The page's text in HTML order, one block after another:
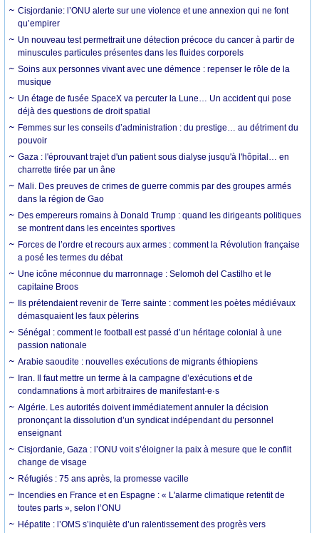
Cisjordanie: l’ONU alerte sur une violence et une annexion qui ne font
qu’empirer
Un nouveau test permettrait une détection précoce du cancer à partir de
minuscules particules présentes dans les fluides corporels
Soins aux personnes vivant avec une démence : repenser le rôle de la
musique
Un étage de fusée SpaceX va percuter la Lune… Un accident qui pose
déjà des questions de droit spatial
Femmes sur les conseils d’administration : du prestige… au détriment du
pouvoir
Gaza : l'éprouvant trajet d'un patient sous dialyse jusqu'à l'hôpital… en
charrette tirée par un âne
Mali. Des preuves de crimes de guerre commis par des groupes armés
dans la région de Gao
Des empereurs romains à Donald Trump : quand les dirigeants politiques
se montrent dans les enceintes sportives
Forces de l’ordre et recours aux armes : comment la Révolution française
a posé les termes du débat
Une icône méconnue du marronnage : Selomoh del Castilho et le
capitaine Broos
Ils prétendaient revenir de Terre sainte : comment les poètes médiévaux
démasquaient les faux pèlerins
Sénégal : comment le football est passé d’un héritage colonial à une
passion nationale
Arabie saoudite : nouvelles exécutions de migrants éthiopiens
Iran. Il faut mettre un terme à la campagne d’exécutions et de
condamnations à mort arbitraires de manifestant·e·s
Algérie. Les autorités doivent immédiatement annuler la décision
prononçant la dissolution d’un syndicat indépendant du personnel
enseignant
Cisjordanie, Gaza : l’ONU voit s’éloigner la paix à mesure que le conflit
change de visage
Réfugiés : 75 ans après, la promesse vacille
Incendies en France et en Espagne : « L'alarme climatique retentit de
toutes parts », selon l’ONU
Hépatite : l’OMS s’inquiète d’un ralentissement des progrès vers